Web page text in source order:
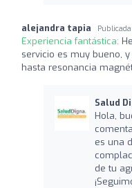
alejandra tapia
Experiencia fantástica:
servicio es muy bueno,
hasta resonancia
Salud
Hola,
es una
de tu